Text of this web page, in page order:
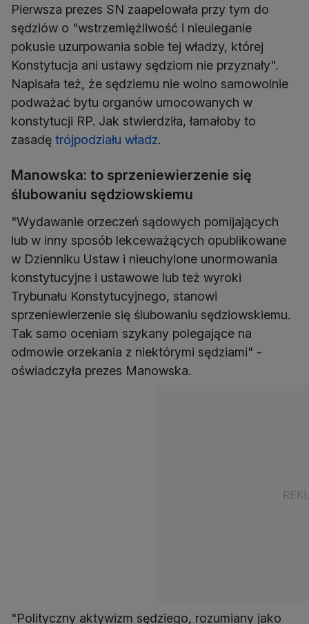
Pierwsza prezes SN zaapelowała przy tym do
sędziów o "wstrzemięźliwość i nieuleganie
pokusie uzurpowania sobie tej władzy, której
Konstytucja ani ustawy sędziom nie przyznały".
Napisała też, że sędziemu nie wolno samowolnie
podważać bytu organów umocowanych w
konstytucji RP. Jak stwierdziła, łamałoby to
zasadę trójpodziału władz.
Manowska: to sprzeniewierzenie się
ślubowaniu sędziowskiemu
"Wydawanie orzeczeń sądowych pomijających
lub w inny sposób lekceważących opublikowane
w Dzienniku Ustaw i nieuchylone unormowania
konstytucyjne i ustawowe lub też wyroki
Trybunału Konstytucyjnego, stanowi
sprzeniewierzenie się ślubowaniu sędziowskiemu.
Tak samo oceniam szykany polegające na
odmowie orzekania z niektórymi sędziami" -
oświadczyła prezes Manowska.
"Polityczny aktywizm sędziego, rozumiany jako